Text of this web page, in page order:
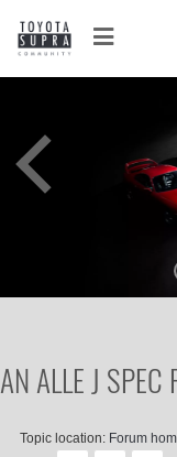
AN ALLE J
Topic location: Forum